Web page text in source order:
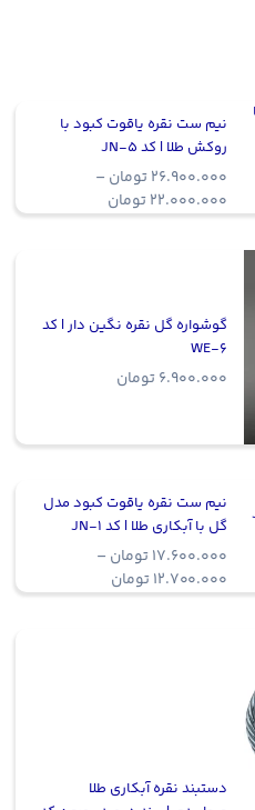
نیم ست نقره یاقوت کبود با
روکش طلا | کد JN-5
26.900.000 تومان –
22.000.000 تومان
range:
گوشواره گل نقره نگین دار | کد
WE-6
6.900.000 تومان
نیم ست نقره یاقوت کبود مدل
گل با آبکاری طلا | کد JN-1
17.600.000 تومان –
12.700.000 تومان
range:
دستبند نقره آبکاری طلا